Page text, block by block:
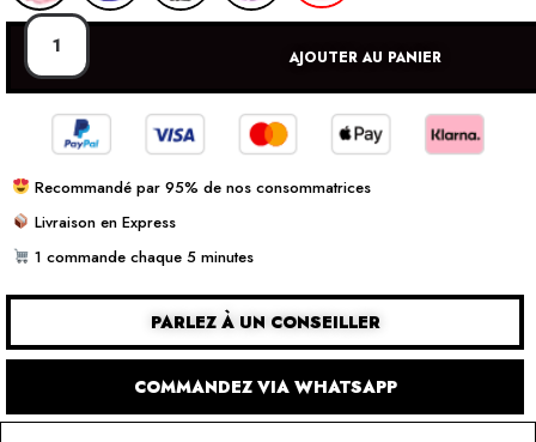
AJOUTER AU PANIER
Recommandé par 95% de nos consommatrices
Livraison en Express
1 commande chaque 5 minutes
PARLEZ À UN CONSEILLER
COMMANDEZ VIA WHATSAPP